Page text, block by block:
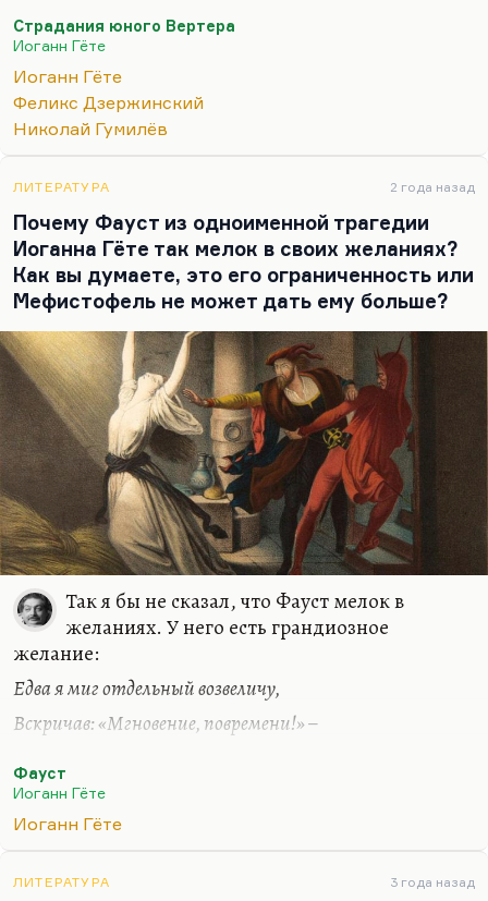
простолюдинок (простолюдинки не читали
того, многие волны суицидов и вообще такого
жизнестроительства в подражание литературе
очень характерно для Серебряного века. Сколько
«Воздушных фрегатах» – перестрелялось после
самоубийства Отто Вейнингера. Насчет
литературных героев – тоже бывало. Анна
Каренина не вызвала такой…
Страдания юного Вертера
Иоганн Гёте
Иоганн Гёте
Феликс Дзержинский
Николай Гумилёв
ЛИТЕРАТУРА 2 года назад
Почему Фауст из одноименной трагедии
Иоганна Гёте так мелок в своих желаниях?
Как вы думаете, это его ограниченность или
Мефистофель не может дать ему больше?
Так я бы не сказал, что Фауст мелок в
желаниях. У него есть грандиозное
желание:
Едва я миг отдельный возвеличу,
Вскричав: «Мгновение, повремени!» –
И мне спасенья нет из западни.
Тогда вступает в силу наша сделка,
Фауст
Иоганн Гёте
Иоганн Гёте
ЛИТЕРАТУРА 3 года назад